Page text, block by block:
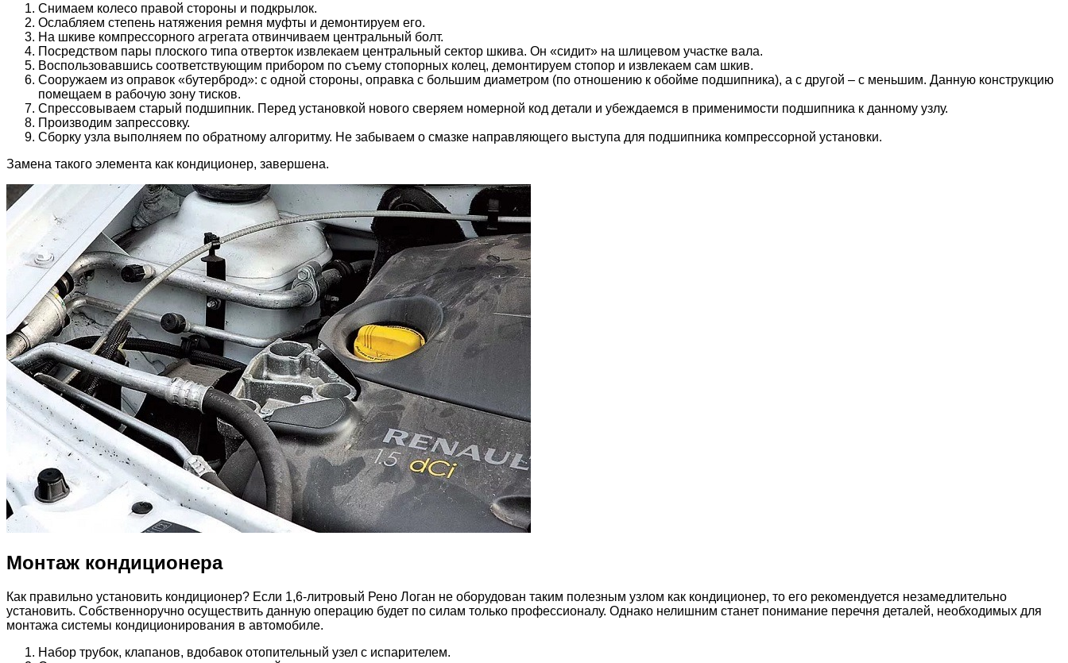
Снимаем колесо правой стороны и подкрылок.
Ослабляем степень натяжения ремня муфты и демонтируем его.
На шкиве компрессорного агрегата отвинчиваем центральный болт.
Посредством пары плоского типа отверток извлекаем центральный сектор шкива. Он «сидит» на шлицевом участке вала.
Воспользовавшись соответствующим прибором по съему стопорных колец, демонтируем стопор и извлекаем сам шкив.
Сооружаем из оправок «бутерброд»: с одной стороны, оправка с большим диаметром (по отношению к обойме подшипника), а с другой – с меньшим. Данную конструкцию
помещаем в рабочую зону тисков.
Спрессовываем старый подшипник. Перед установкой нового сверяем номерной код детали и убеждаемся в применимости подшипника к данному узлу.
Производим запрессовку.
Сборку узла выполняем по обратному алгоритму. Не забываем о смазке направляющего выступа для подшипника компрессорной установки.
Замена такого элемента как кондиционер, завершена.
Монтаж кондиционера
Как правильно установить кондиционер? Если 1,6-литровый Рено Логан не оборудован таким полезным узлом как кондиционер, то его рекомендуется незамедлительно
установить. Собственноручно осуществить данную операцию будет по силам только профессионалу. Однако нелишним станет понимание перечня деталей, необходимых для
монтажа системы кондиционирования в автомобиле.
Набор трубок, клапанов, вдобавок отопительный узел с испарителем.